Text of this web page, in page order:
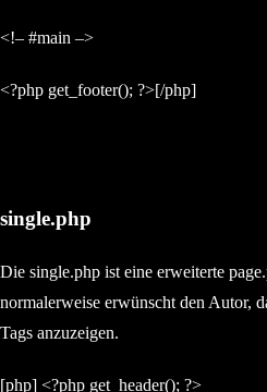
<!– #main –>
<?php get_footer(); ?>[/php]
single.php
Die single.php ist eine erweiterte
normalerweise erwünscht den Autor,
Tags anzuzeigen.
[php] <?php get_header(); ?>